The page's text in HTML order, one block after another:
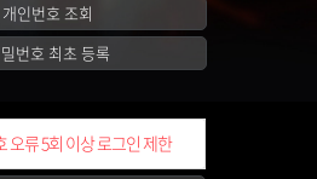
개인번호 조회
번호 최초 등록
오류 5회 이상 로그인 제한